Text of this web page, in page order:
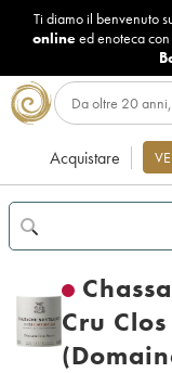
Ti diamo il benvenuto
onlineed enoteca
Acquistare
Cru